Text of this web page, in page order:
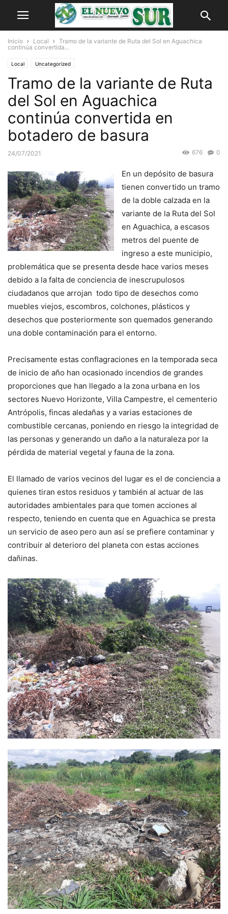
Inicio Local
Tramo de la variante de Ruta del Sol en Aguachica
continúa convertida...
Local Uncategorized
Tramo de la variante de Ruta
del Sol en Aguachica
continúa convertida en
botadero de basura
24/07/2021 0
676
En un depósito de basura
tienen convertido un tramo
de la doble calzada en la
variante de la Ruta del Sol
en Aguachica, a escasos
metros del puente de
ingreso a este municipio,
problemática que se presenta desde hace varios meses
debido a la falta de conciencia de inescrupulosos
ciudadanos que arrojan todo tipo de desechos como
muebles viejos, escombros, colchones, plásticos y
desechos que posteriormente son quemados generando
una doble contaminación para el entorno.
Precisamente estas conflagraciones en la temporada seca
de inicio de año han ocasionado incendios de grandes
proporciones que han llegado a la zona urbana en los
sectores Nuevo Horizonte, Villa Campestre, el cementerio
Antrópolis, fincas aledañas y a varias estaciones de
combustible cercanas, poniendo en riesgo la integridad de
las personas y generando un daño a la naturaleza por la
pérdida de material vegetal y fauna de la zona.
El llamado de varios vecinos del lugar es el de conciencia a
quienes tiran estos residuos y también al actuar de las
autoridades ambientales para que tomen acciones al
respecto, teniendo en cuenta que en Aguachica se presta
un servicio de aseo pero aun así se prefiere contaminar y
contribuir al deterioro del planeta con estas acciones
dañinas.